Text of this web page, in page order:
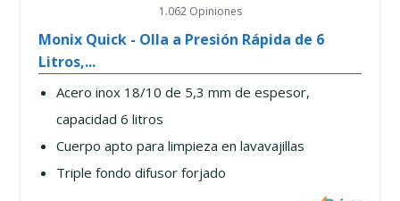
1.062 Opiniones
Monix Quick - Olla a Presión Rápida de 6
Litros,...
Acero inox 18/10 de 5,3 mm de espesor,
capacidad 6 litros
Cuerpo apto para limpieza en lavavajillas
Triple fondo difusor forjado